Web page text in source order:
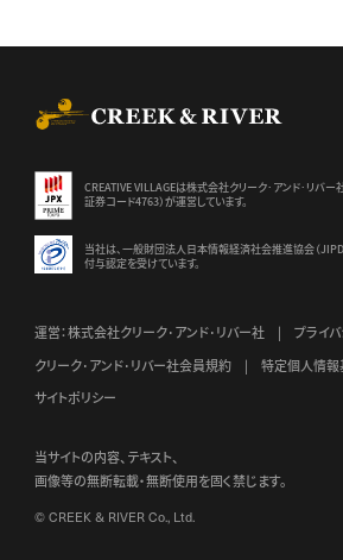
CREATIVE VILLAGEは株式会社クリーク･アンド･リバー
証券コード4763）が運営しています。
当社は、一般財団法人日本情報経済社会推進協会（
付与認定を受けています。
運営：株式会社クリーク･アンド･リバー社
プライ
クリーク･アンド･リバー社会員規約
特定個人情
サイトポリシー
当サイトの内容、テキスト、
画像等の無断転載・無断使用を固く禁じます。
© CREEK & RIVER Co., Ltd.